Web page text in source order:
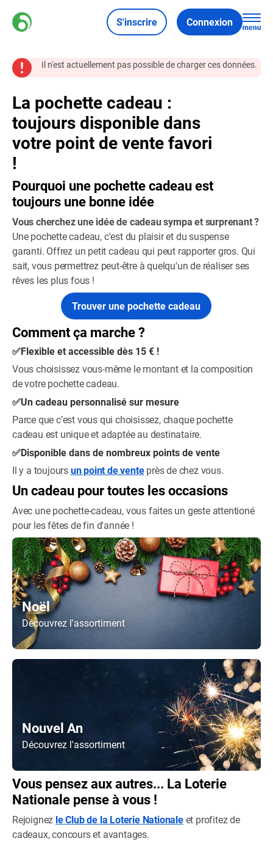
S'inscrire Connexion
Il n'est actuellement pas possible de charger ces données.
La pochette cadeau :
toujours disponible dans
votre point de vente favori
!
Pourquoi une pochette cadeau est
toujours une bonne idée
Vous cherchez une idée de cadeau sympa et surprenant ?
Une pochette cadeau, c'est du plaisir et du suspense
garanti. Offrez un petit cadeau qui peut rapporter gros. Qui
sait, vous permettrez peut-être à quelqu'un de réaliser ses
rêves les plus fous !
Trouver une pochette cadeau
Comment ça marche ?
✅Flexible et accessible dès 15 € !
Vous choisissez vous-même le montant et la composition
de votre pochette cadeau.
✅Un cadeau personnalisé sur mesure
Parce que c’est vous qui choisissez, chaque pochette
cadeau est unique et adaptée au destinataire.
✅Disponible dans de nombreux points de vente
Il y a toujoursun point de venteprès de chez vous.
Un cadeau pour toutes les occasions
Avec une pochette-cadeau, vous faites un geste attentioné
pour les fêtes de fin d'année !
Noël
Découvrez l'assortiment
Nouvel An
Découvrez l'assortiment
Vous pensez aux autres... La Loterie
Nationale pense à vous !
Rejoignez le Club de la Loterie Nationaleet profitez de
cadeaux, concours et avantages.